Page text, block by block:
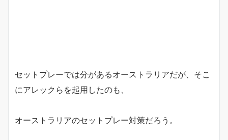
セットプレーでは分があるオーストラリアだが、そこ
にアレックらを起用したのも、
オーストラリアのセットプレー対策だろう。